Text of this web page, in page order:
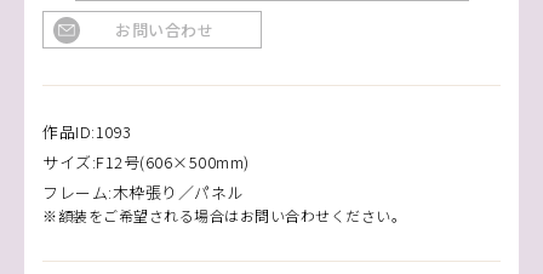
お問い合わせ
作品ID:1093
サイズ:F12号(606×500mm)
フレーム:木枠張り／パネル
※額装をご希望される場合はお問い合わせください。